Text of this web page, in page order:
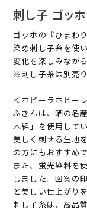
刺し子 ゴッ
ゴッホの『ひまわ
染め刺し子糸を使
変化を楽しみなが
※刺し子糸は別売り
＜ホビーラホビー
ふきんは、晒の名
木綿」を使用して
美しく刺せる生地
の方にもおすすめで
また、蛍光染料を
しました。図案の
と美しい仕上がり
刺し子糸は、高品